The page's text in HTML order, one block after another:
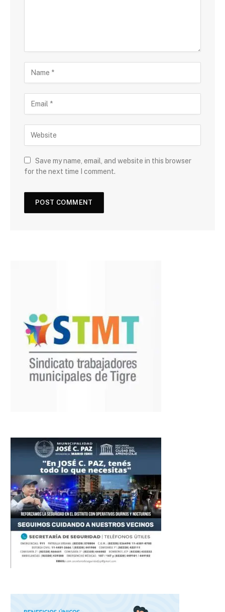
Save my name, email, and website in this browser
for the next time I comment.